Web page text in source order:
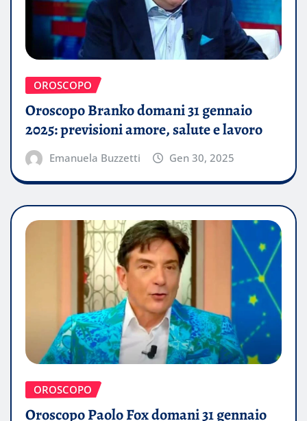
OROSCOPO
Oroscopo Branko domani 31 gennaio
2025: previsioni amore, salute e lavoro
Emanuela Buzzetti Gen 30, 2025
OROSCOPO
Oroscopo Paolo Fox domani 31 gennaio